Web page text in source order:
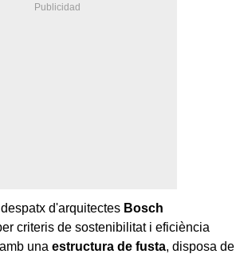
d'arquitectes Bosch
criteris de sostenibilitat i eficiència
una estructura de fusta, disposa de